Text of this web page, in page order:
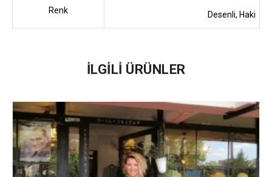
Renk Desenli, Haki
İLGILI ÜRÜNLER